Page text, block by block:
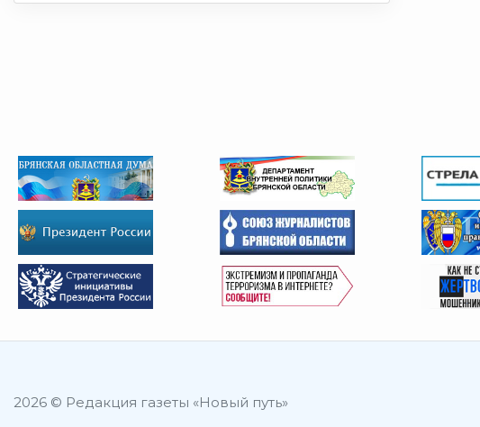
2026 © Редакция газеты «Новый путь»